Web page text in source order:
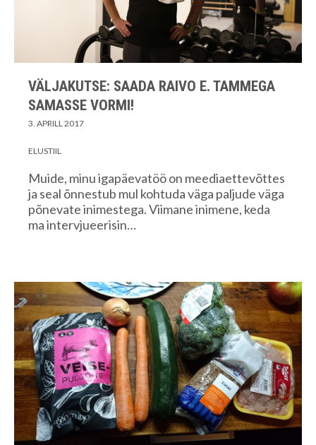
VÄLJAKUTSE: SAADA RAIVO E. TAMMEGA
SAMASSE VORMI!
3. APRILL 2017
ELUSTIIL
Muide, minu igapäevatöö on meediaettevõttes
ja seal õnnestub mul kohtuda väga paljude väga
põnevate inimestega. Viimane inimene, keda
ma intervjueerisin…